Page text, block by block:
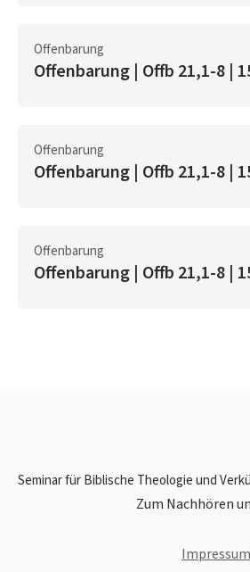
Offenbarung
Offenbarung | Offb 21,1-8 |
Offenbarung
Offenbarung | Offb 21,1-8 |
Offenbarung
Offenbarung | Offb 21,1-8 |
Seminar für Biblische Theologie und
Zum Nachhören
Impressum